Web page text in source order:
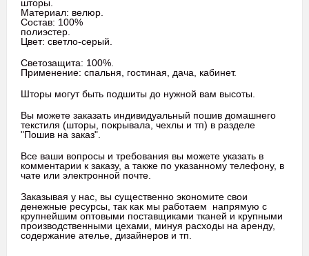
шторы.
Материал: велюр.
Состав: 100%
полиэстер.
Цвет: светло-серый.
Светозащита: 100%.
Применение: спальня, гостиная, дача, кабинет.
Шторы могут быть подшиты до нужной вам высоты.
Вы можете заказать индивидуальный пошив домашнего
текстиля (шторы, покрывала, чехлы и тп) в разделе
"Пошив на заказ".
Все ваши вопросы и требования вы можете указать в
комментарии к заказу, а также по указанному телефону, в
чате или электронной почте.
Заказывая у нас, вы существенно экономите свои
денежные ресурсы, так как мы работаем напрямую с
крупнейшим оптовыми поставщиками тканей и крупными
производственными цехами, минуя расходы на аренду,
содержание ателье, дизайнеров и тп.